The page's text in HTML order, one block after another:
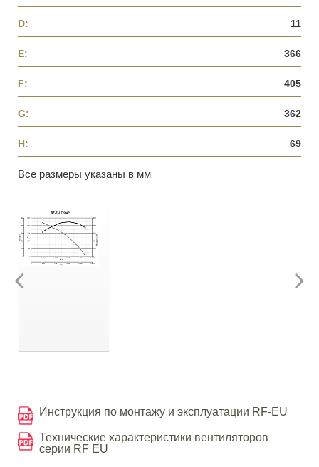
D: 11
E: 366
F: 405
G: 362
H: 69
Все размеры указаны в мм
Инструкция по монтажу и эксплуатации RF-EU
Технические характеристики вентиляторов
серии RF EU